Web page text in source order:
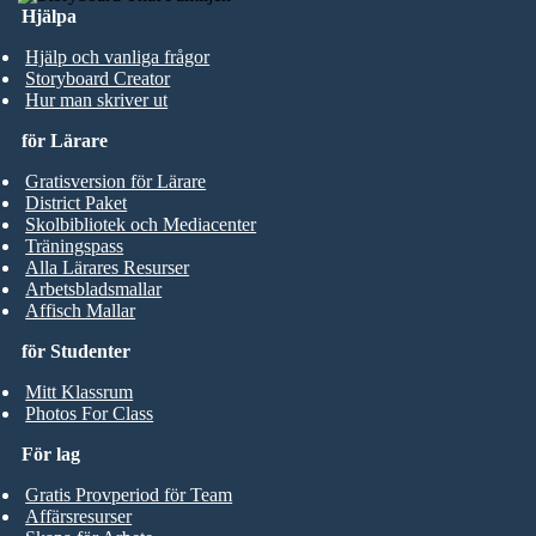
Hjälpa
Hjälp och vanliga frågor
Storyboard Creator
Hur man skriver ut
för Studenter
Mitt Klassrum
Photos For Class
för Lärare
Gratisversion för Lärare
District Paket
Skolbibliotek och Mediacenter
Träningspass
Alla Lärares Resurser
Arbetsbladsmallar
Affisch Mallar
För lag
Gratis Provperiod för Team
Affärsresurser